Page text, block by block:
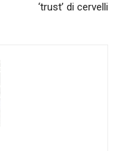
‘trust’ di cervelli